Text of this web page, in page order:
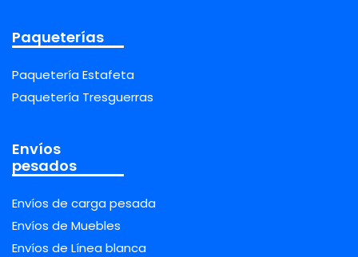
Paqueterías
Paquetería Estafeta
Paquetería Tresguerras
Envíos
pesados
Envíos de carga pesada
Envíos de Muebles
Envíos de Línea blanca